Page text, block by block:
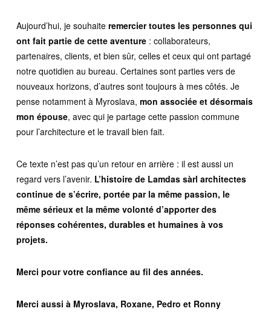
Aujourd’hui, je souhaite remercier toutes les personnes qui
ont fait partie de cette aventure: collaborateurs,
partenaires, clients, et bien sûr, celles et ceux qui ont partagé
notre quotidien au bureau. Certaines sont parties vers de
nouveaux horizons, d’autres sont toujours à mes côtés. Je
pense notamment à Myroslava, mon associée et désormais
mon épouse, avec qui je partage cette passion commune
pour l’architecture et le travail bien fait.
Ce texte n’est pas qu’un retour en arrière : il est aussi un
regard vers l’avenir. L’histoire de Lamdas sàrl architectes
continue de s’écrire, portée par la même passion, le
même sérieux et la même volonté d’apporter des
réponses cohérentes, durables et humaines à vos
projets.
Merci pour votre confiance au fil des années.
Merci aussi à Myroslava, Roxane, Pedro et Ronny